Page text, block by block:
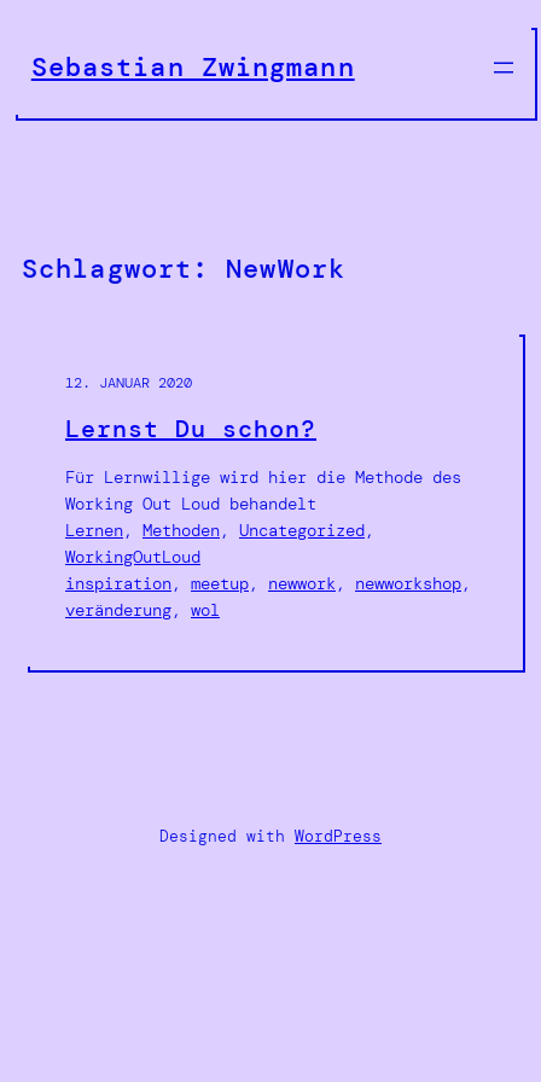
springen
Sebastian Zwingmann
Schlagwort: NewWork
12. JANUAR 2020
Lernst Du schon?
Für Lernwillige wird hier die Methode des
Working Out Loud behandelt
Lernen, Methoden, Uncategorized
WorkingOutLoud
inspiration, meetup, newwork , newworkshop
veränderung, wol
Designed with WordPress